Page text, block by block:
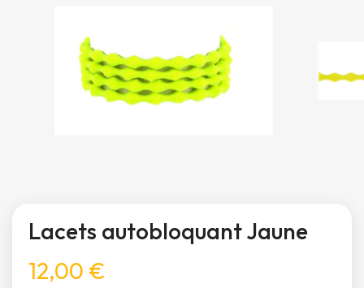
Lacets autobloquant Jaune
12,00 €